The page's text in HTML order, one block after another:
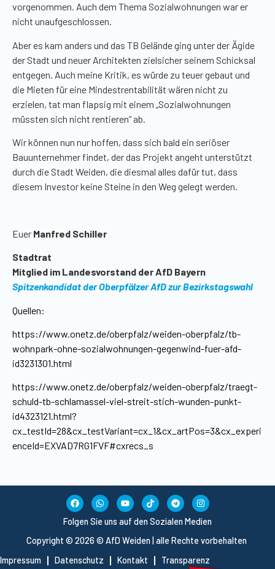
vorgenommen. Auch dem Thema Sozialwohnungen war er
nicht unaufgeschlossen.
Aber es kam anders und das TB Gelände ging unter der Ägide
der Stadt und neuer Architekten zielsicher seinem Schicksal
entgegen. Auch meine Kritik, es würde zu teuer gebaut und
die Mieten für eine Mindestrentabilität wären nicht zu
erzielen, tat man flapsig mit einem „Sozialwohnungen
müssten sich nicht rentieren“ ab.
Wir können nun nur hoffen, dass sich bald ein seriöser
Bauunternehmer findet, der das Projekt angeht unterstützt
durch die Stadt Weiden, die diesmal alles dafür tut, dass
diesem Investor keine Steine in den Weg gelegt werden.
Euer Manfred Schiller
Stadtrat
Mitglied im Landesvorstand der AfD Bayern
Spitzenkandidat der Oberpfälzer AfD zur Bezirkstagswahl
Quellen:
https://www.onetz.de/oberpfalz/weiden-oberpfalz/tb-
wohnpark-ohne-sozialwohnungen-gegenwind-fuer-afd-
id3231301.html
https://www.onetz.de/oberpfalz/weiden-oberpfalz/traegt-
schuld-tb-schlamassel-viel-streit-stich-wunden-punkt-
id4323121.html?
cx_testId=28&cx_testVariant=cx_1&cx_artPos=3&cx_experi
enceId=EXVAD7RG1FVF#cxrecs_s
Copyright © 2026 © AfD Weiden | alle Rechte vorbehalten
Impressum
Datenschutz Kontakt Transparenz
Folgen Sie uns auf den Sozialen Medien